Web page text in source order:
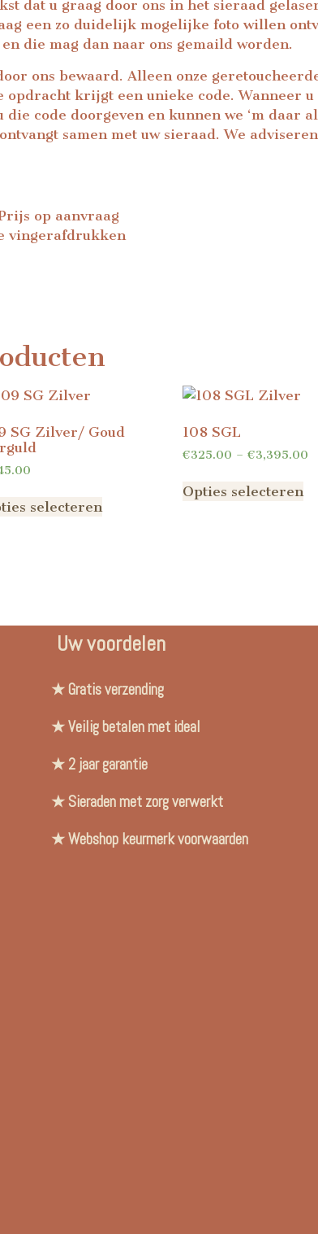
dat u graag door ons in het sieraad
een zo duidelijk mogelijke foto willen
die mag dan naar ons gemaild worden.
ons bewaard. Alleen onze
krijgt een unieke code. Wanneer
code doorgeven en kunnen we ‘m daar
samen met uw sieraad. We
op aanvraag
vingerafdrukken
SG Zilver/ Goud
selecteren
108 SGL
€325.00 –€3,395.00
Opties selecteren
Uw voordelen
★ Gratis verzending
★ Veilig betalen met ideal
★ 2 jaar garantie
★ Sieraden met zorg verwerkt
★ Webshop keurmerk voorwaarden